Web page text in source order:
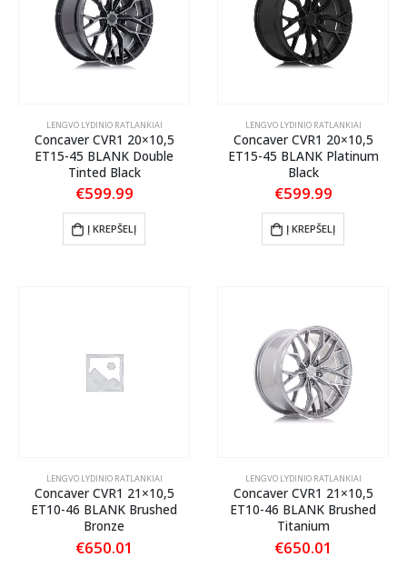
LENGVO LYDINIO RATLANKIAI
Concaver CVR1 20×10,5
ET15-45 BLANK Double
Tinted Black
€599.99
Į KREPŠELĮ
LENGVO LYDINIO RATLANKIAI
Concaver CVR1 20×10,5
ET15-45 BLANK Platinum
Black
€599.99
Į KREPŠELĮ
LENGVO LYDINIO RATLANKIAI
Concaver CVR1 21×10,5
ET10-46 BLANK Brushed
Bronze
€650.01
LENGVO LYDINIO RATLANKIAI
Concaver CVR1 21×10,5
ET10-46 BLANK Brushed
Titanium
€650.01